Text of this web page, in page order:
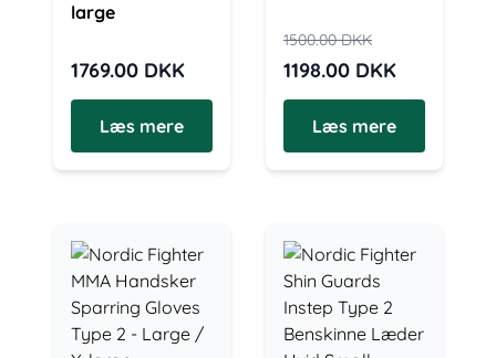
large
1769.00 DKK
Læs mere
1500.00DKK
1198.00 DKK
Læs mere